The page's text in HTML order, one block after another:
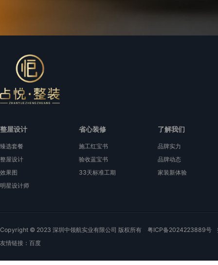
整屋设计
臻选套餐
整屋设计
效果图
明星设计师
省心装修
施工红宝书
验收蓝宝书
33天标准工期
了解我们
品牌实力
品牌动态
家装新体验
Copyright © 2023 深圳中领航实业有限公司 版权所有 粤ICP备2024223889号
友情链接： 百度